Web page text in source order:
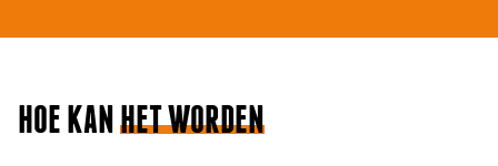
HOE KANHET WORDEN